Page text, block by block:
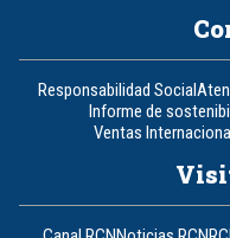
Responsabilidad Social
Informe de
Ventas